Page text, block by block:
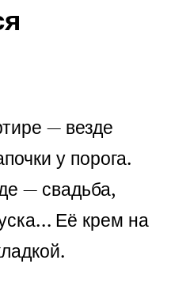
— везде
у порога.
— свадьба,
Её крем на